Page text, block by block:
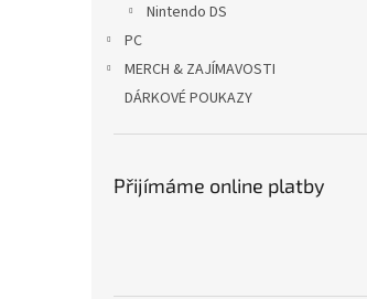
Nintendo DS
PC
MERCH & ZAJÍMAVOSTI
DÁRKOVÉ POUKAZY
Přijímáme online platby